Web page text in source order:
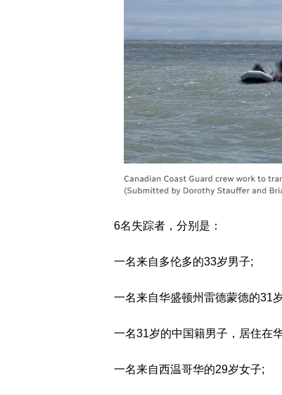
6名失踪者，分别是：
一名来自多伦多的33岁男子;
一名来自华盛顿州雷德蒙德的31
一名31岁的中国籍男子，居住在
一名来自西温哥华的29岁女子;